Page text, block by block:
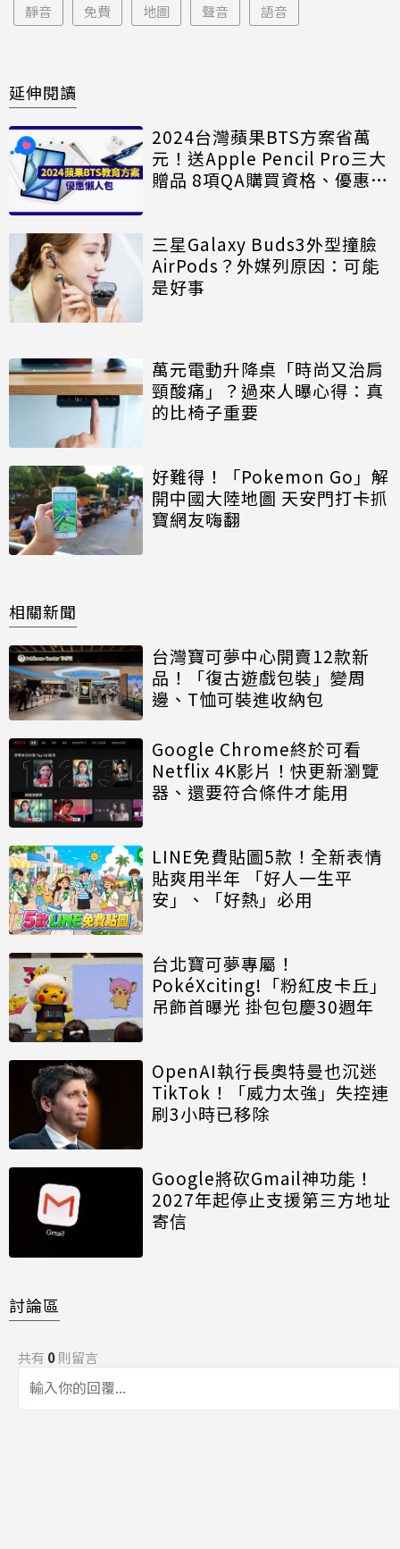
靜音 免費 地圖 聲音 語音
延伸閱讀
2024台灣蘋果BTS方案省萬
元！送Apple Pencil Pro三大
贈品 8項QA購買資格、優惠、
三星Galaxy Buds3外型撞臉
AirPods？外媒列原因：可能
是好事
萬元電動升降桌「時尚又治肩
頸酸痛」？過來人曝心得：真
的比椅子重要
好難得！「Pokemon Go」解
開中國大陸地圖 天安門打卡抓
寶網友嗨翻
相關新聞
台灣寶可夢中心開賣12款新
品！「復古遊戲包裝」變周
邊、T恤可裝進收納包
Google Chrome終於可看
Netflix 4K影片！快更新瀏覽
器、還要符合條件才能用
LINE免費貼圖5款！全新表情
貼爽用半年 「好人一生平
安」、「好熱」必用
台北寶可夢專屬！
PokéXciting!「粉紅皮卡丘」
吊飾首曝光 掛包包慶30週年
OpenAI執行長奧特曼也沉迷
TikTok！「威力太強」失控連
刷3小時已移除
Google將砍Gmail神功能！
2027年起停止支援第三方地址
寄信
討論區
共有 0則留言